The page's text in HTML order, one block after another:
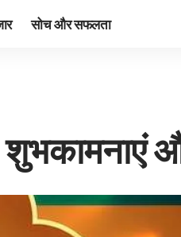
सोच और सफलता
शुभकामनाएं